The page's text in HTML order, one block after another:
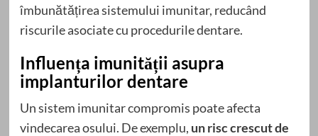
îmbunătățirea sistemului imunitar, reducând
riscurile asociate cu procedurile dentare.
Influența imunității asupra
implanturilor dentare
Un sistem imunitar compromis poate afecta
vindecarea osului. De exemplu, un risc crescut de